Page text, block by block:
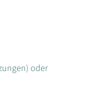
oder